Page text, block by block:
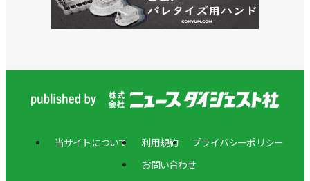
当サイトについて 利用規約
プライバシーポリシー
お問い合わせ